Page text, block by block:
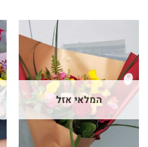
המלאי אזל